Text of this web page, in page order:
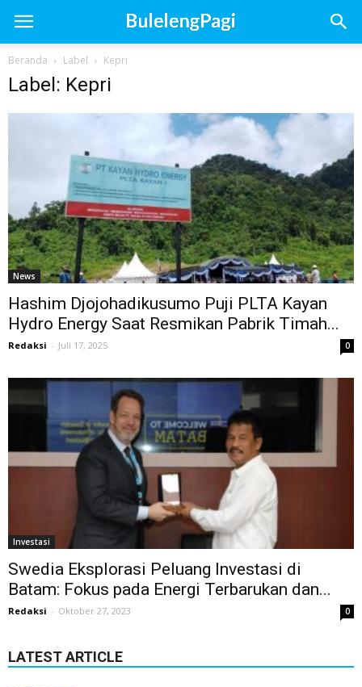
Beranda Label Kepri
Label: Kepri
News
Hashim Djojohadikusumo Puji PLTA Kayan
Hydro Energy Saat Resmikan Pabrik Timah...
Redaksi - Juli 17, 2025 0
Investasi
Swedia Eksplorasi Peluang Investasi di
Batam: Fokus pada Energi Terbarukan dan...
Redaksi - Oktober 27, 2023 0
LATEST ARTICLE